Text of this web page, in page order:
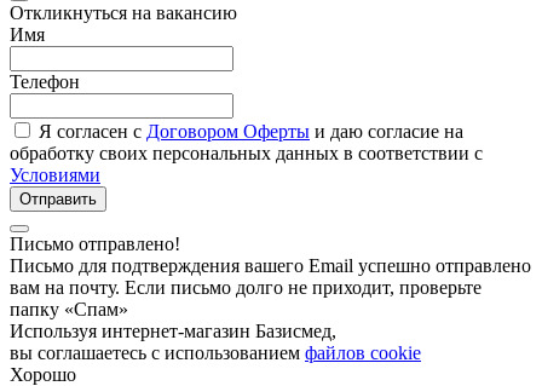
Откликнуться на вакансию
Имя
Телефон
Я согласен с Договором Оферты и даю согласие на
обработку своих персональных данных в соответствии с
Условиями
Отправить
Письмо отправлено!
Письмо для подтверждения вашего Email успешно отправлено
вам на почту. Если письмо долго не приходит, проверьте
папку «Спам»
Используя интернет-магазин Базисмед,
вы соглашаетесь с использованием файлов cookie
Хорошо